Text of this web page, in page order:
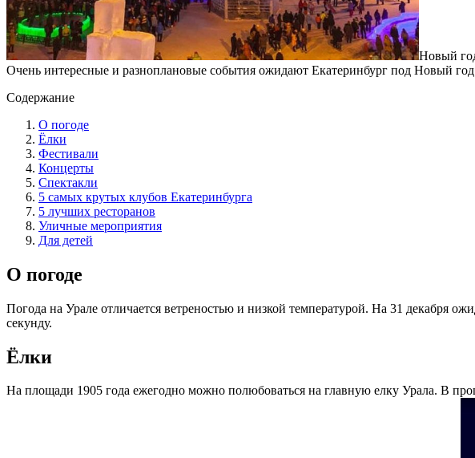
Новый
Очень интересные и разноплановые события ожидают Екатеринбург под Новый
Содержание
О погоде
Ёлки
Фестивали
Концерты
Спектакли
5 самых крутых клубов Екатеринбурга
5 лучших ресторанов
Уличные мероприятия
Для детей
О погоде
Погода на Урале отличается ветреностью и низкой температурой. На 31 декабря
секунду.
Ёлки
На площади 1905 года ежегодно можно полюбоваться на главную елку Урала. В